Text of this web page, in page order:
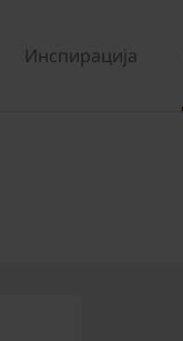
Инспирација